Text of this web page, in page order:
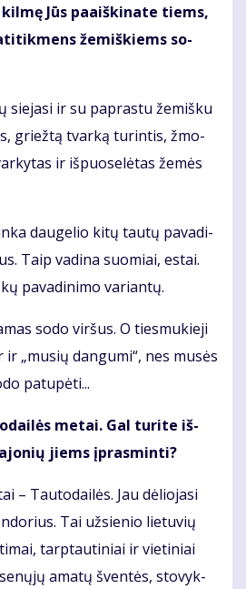
Jūs pa­aiš­ki­na­te tiems,
že­miš­kiems so­
sie­ja­si ir su pa­pras­tu že­miš­ku
griež­tą tvar­ką tu­rin­tis, žmo­
ir iš­puo­se­lė­tas že­mės
dau­ge­lio ki­tų tau­tų pa­va­di­
Taip va­di­na suo­miai, es­tai.
pa­va­di­ni­mo va­rian­tų.
so­do vir­šus. O ties­mu­kie­ji
„mu­sių dan­gu­mi“, nes mu­sės
pa­tu­pė­ti...
me­tai. Gal tu­ri­te iš­
jiems įpras­min­ti?
– Tau­to­dai­lės. Jau dė­lio­ja­si
Tai už­sie­nio lie­tu­vių
tarp­tau­ti­niai ir vie­ti­niai
ama­tų šven­tės, sto­vyk­